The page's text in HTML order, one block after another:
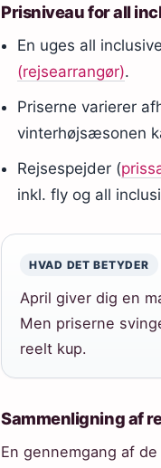
Prisniveau for all
En uges all
(rejsearrangør).
Priserne varierer
vinterhøjsæsonen
Rejsespejder (
inkl. fly og all
HVAD DET BETYDER
April giver dig en
Men priserne
reelt kup.
Sammenligning af
En gennemgang af